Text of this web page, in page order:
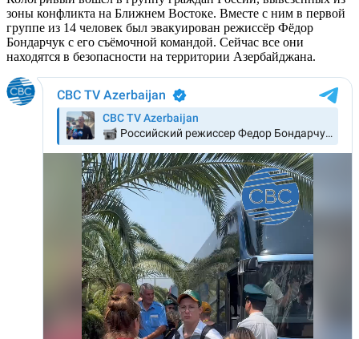
зоны конфликта на Ближнем Востоке. Вместе с ним в первой
группе из 14 человек был эвакуирован режиссёр Фёдор
Бондарчук с его съёмочной командой. Сейчас все они
находятся в безопасности на территории Азербайджана.